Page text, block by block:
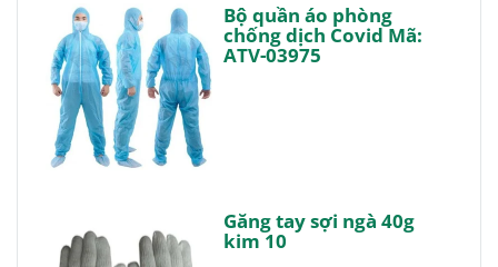
Bộ quần áo phòng
chống dịch Covid Mã:
ATV-03975
Găng tay sợi ngà 40g
kim 10